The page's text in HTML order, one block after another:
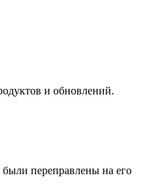
и обновлений.
были переправлены на его